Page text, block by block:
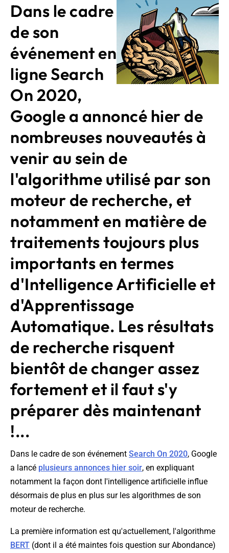
Dans le cadre
de son
événement en
ligne Search
On 2020,
Google a annoncé hier de
nombreuses nouveautés à
venir au sein de
l'algorithme utilisé par son
moteur de recherche, et
notamment en matière de
traitements toujours plus
importants en termes
d'Intelligence Artificielle et
d'Apprentissage
Automatique. Les résultats
de recherche risquent
bientôt de changer assez
fortement et il faut s'y
préparer dès maintenant
!...
Dans le cadre de son événement Search On 2020, Google
a lancé plusieurs annonces hier soir, en expliquant
notamment la façon dont l'intelligence artificielle influe
désormais de plus en plus sur les algorithmes de son
moteur de recherche.
La première information est qu'actuellement, l'algorithme
BERT (dont il a été maintes fois question sur Abondance)